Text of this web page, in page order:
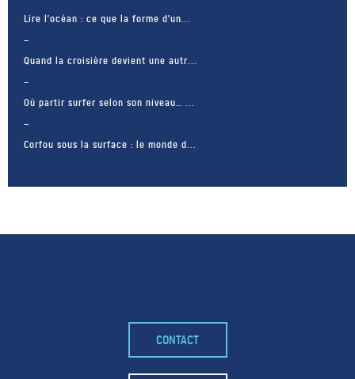
Lire l’océan : ce que la forme d’un...
Quand la croisière devient une autr...
Où partir surfer selon son niveau… ...
Corfou sous la surface : le monde d...
– FACEBOOK –
CONTACT